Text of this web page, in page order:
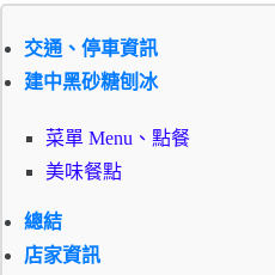
交通、停車資訊
建中黑砂糖刨冰
菜單 Menu、點餐
美味餐點
總結
店家資訊